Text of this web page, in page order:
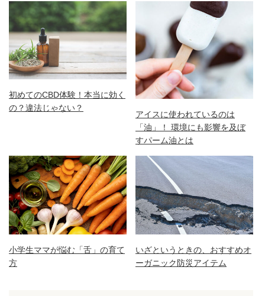
初めてのCBD体験！本当に効く
の？違法じゃない？
アイスに使われているのは
「油」！ 環境にも影響を及ぼ
すパーム油とは
小学生ママが悩む「舌」の育て
方
いざというときの、おすすめオ
ーガニック防災アイテム